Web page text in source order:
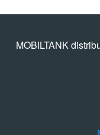
MOBILTANK